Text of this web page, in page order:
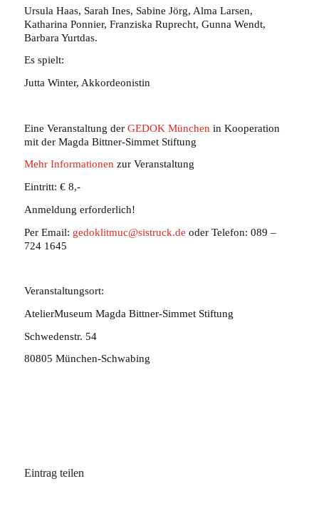
Ursula Haas, Sarah Ines, Sabine Jörg, Alma Larsen,
Katharina Ponnier, Franziska Ruprecht, Gunna Wendt,
Barbara Yurtdas.
Es spielt:
Jutta Winter, Akkordeonistin
Eine Veranstaltung der GEDOK München in Kooperation
mit der Magda Bittner-Simmet Stiftung
Mehr Informationen zur Veranstaltung
Eintritt: € 8,-
Anmeldung erforderlich!
Per Email: gedoklitmuc@sistruck.de oder Telefon: 089 –
724 1645
Veranstaltungsort:
AtelierMuseum Magda Bittner-Simmet Stiftung
Schwedenstr. 54
80805 München-Schwabing
Eintrag teilen